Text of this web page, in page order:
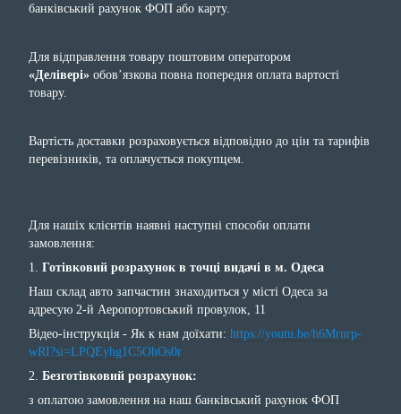
банківський рахунок ФОП або карту.
Для відправлення товару поштовим оператором
«Делівері» обов’язкова повна попередня оплата вартості
товару.
Вартість доставки розраховується відповідно до цін та тарифів
перевізників, та оплачується покупцем.
Для нашіх клієнтів наявні наступні способи оплати
замовлення:
1. Готівковий розрахунок в точці видачі в м. Одеса
Наш склад авто запчастин знаходиться у місті Одеса за
адресую 2-й Аеропортовський провулок, 11
Відео-інструкція - Як к нам доїхати: https://youtu.be/h6Mrnrp-
wRI?si=LPQEyhg1C5OhOs0r
2. Безготівковий розрахунок:
з оплатою замовлення на наш банківський рахунок ФОП